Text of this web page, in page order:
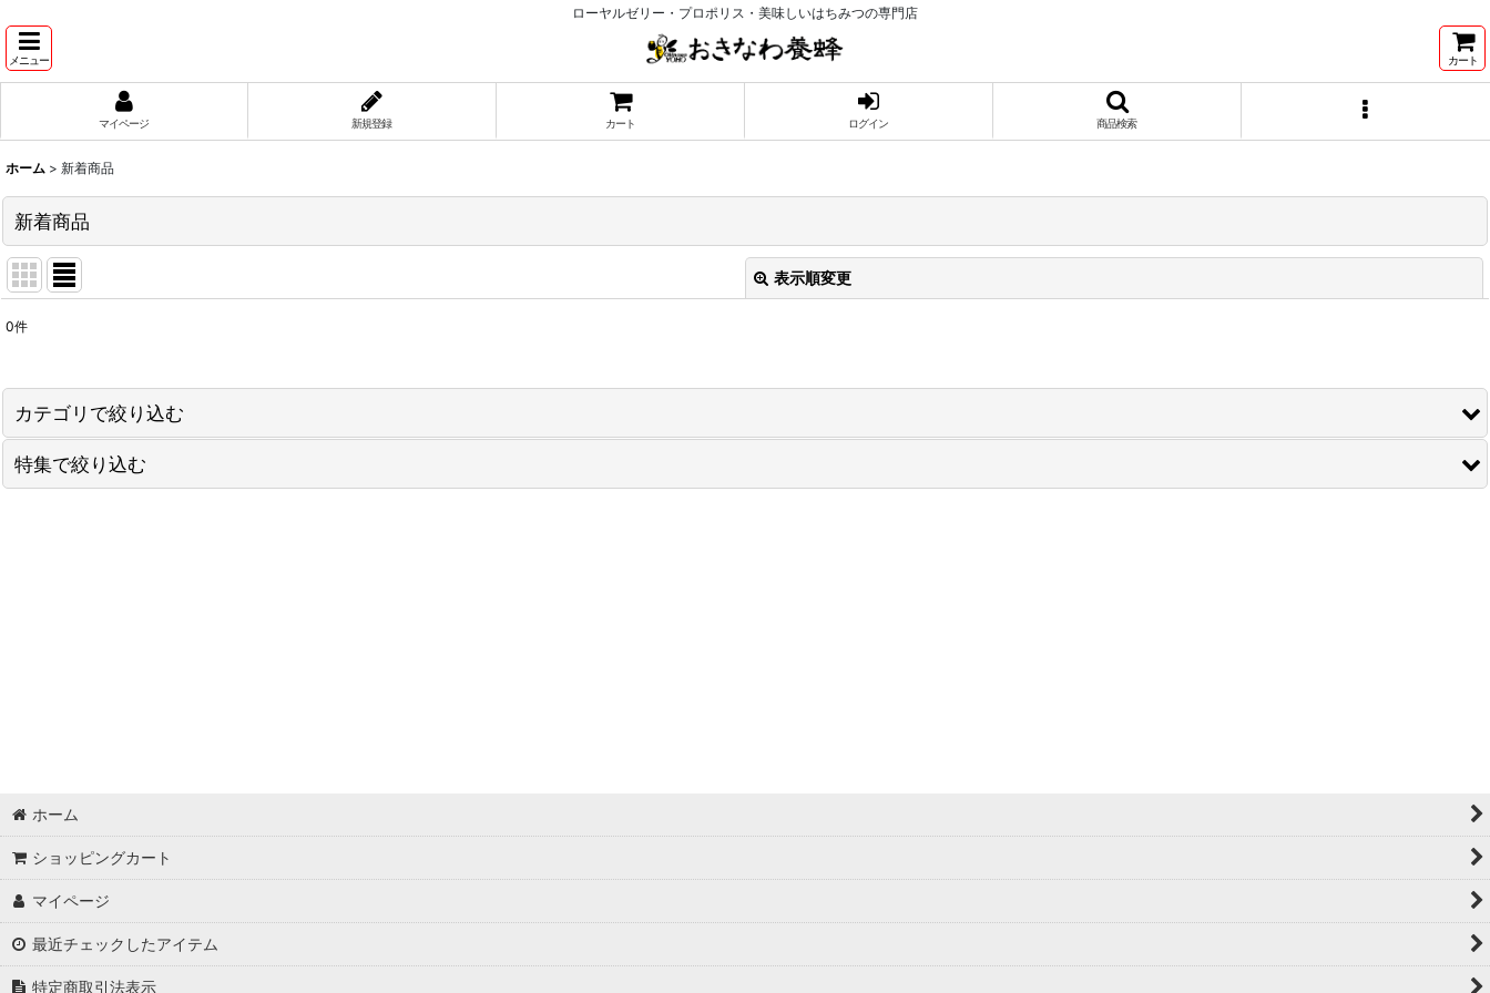
ローヤルゼリー・プロポリス・美味しいはちみつの専門店
メニュー カート
マイページ 新規登録 カート ログイン 商品検索
ホーム > 新着商品
新着商品
表示順変更
並び順:
0件
カテゴリで絞り込む
はちみつ
特集で絞り込む
ホーム
ショッピングカート
マイページ
最近チェックしたアイテム
特定商取引法表示